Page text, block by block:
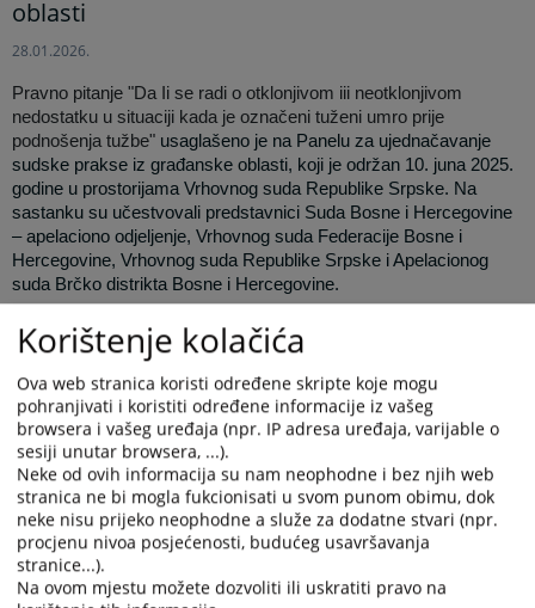
oblasti
28.01.2026.
Pravno pitanje "Da Ii se radi o otklonjivom iii neotklonjivom
nedostatku u situaciji kada je označeni tuženi umro prije
podnošenja tužbe" usaglašeno je na Panelu za ujednačavanje
sudske prakse iz građanske oblasti, koji je održan 10. juna 2025.
godine u prostorijama Vrhovnog suda Republike Srpske. Na
sastanku su učestvovali predstavnici Suda Bosne i Hercegovine
– apelaciono odjeljenje, Vrhovnog suda Federacije Bosne i
Hercegovine, Vrhovnog suda Republike Srpske i Apelacionog
suda Brčko distrikta Bosne i Hercegovine.
usaglašeno pravno shvatanje, kao i obrazloženje istog naknadno
su verifikovali sudovi – članovi Panela.
Usaglašeno pravno shvatanje:
„SMRT TUŽENOG PRIJE PODNOŠENJA TUŽBE
PREDSTAVLJA PROCESNI NEDOSTATAK KOJI SE NE MOŽE
OTKLONITI TE SE TUŽBA U TAKVOM SLUČAJU TREBA
ODBACITI, BEZ POZIVANJA TUŽITELJA NA UREĐENJE
TUŽBE“.
Obrazloženje usaglašenog pravnog shvatanja pogledajte u
Korištenje kolačića
Ova web stranica koristi određene skripte koje mogu
pohranjivati i koristiti određene informacije iz vašeg
browsera i vašeg uređaja (npr. IP adresa uređaja, varijable o
sesiji unutar browsera, ...).
Neke od ovih informacija su nam neophodne i bez njih web
stranica ne bi mogla fukcionisati u svom punom obimu, dok
neke nisu prijeko neophodne a služe za dodatne stvari (npr.
procjenu nivoa posjećenosti, budućeg usavršavanja
stranice...).
Na ovom mjestu možete dozvoliti ili uskratiti pravo na